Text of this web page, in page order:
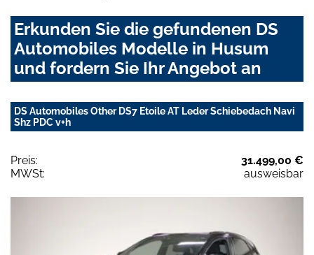
Erkunden Sie die gefundenen DS
Automobiles Modelle in Husum
und fordern Sie Ihr Angebot an
DS Automobiles Other DS7 Etoile AT Leder Schiebedach Navi
Shz PDC v+h
Preis:
31.499,00 €
MWSt:
ausweisbar